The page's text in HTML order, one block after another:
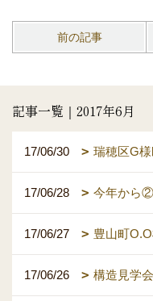
前の記事
記事一覧｜2017年6月
17/06/30 瑞穂区G様
17/06/28 今年から②
17/06/27 豊山町
17/06/26 構造見学